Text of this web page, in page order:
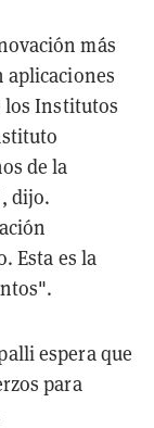
más
aplicaciones
los Institutos
de la
dijo.
Esta es la
espera que
para